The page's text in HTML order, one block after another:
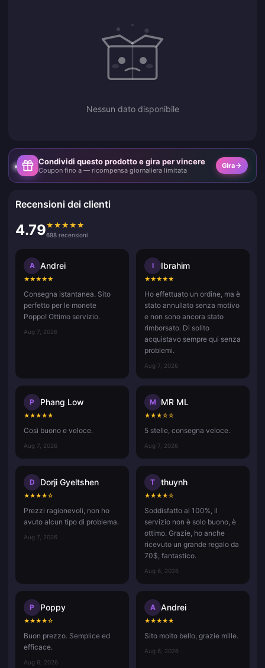
Nessun dato disponibile
Condividi questo prodotto e gira per vincere
Coupon fino a — ricompensa giornaliera limitata
Gira
Recensioni dei clienti
4.79★ ★ ★ ★ ★
698 recensioni
A Andrei
★★★★★
Consegna istantanea. Sito
perfetto per le monete
Poppo! Ottimo servizio.
Aug 7, 2026
I Ibrahim
★★★★★
Ho effettuato un ordine, ma è
stato annullato senza motivo
e non sono ancora stato
rimborsato. Di solito
acquistavo sempre qui senza
problemi.
Aug 7, 2026
P Phang Low
★★★★★
Così buono e veloce.
Aug 7, 2026
M MR ML
★★★☆☆
5 stelle, consegna veloce.
Aug 7, 2026
D Dorji Gyeltshen
★★★★☆
Prezzi ragionevoli, non ho
avuto alcun tipo di problema.
Aug 7, 2026
T thuynh
★★★★☆
Soddisfatto al 100%, il
servizio non è solo buono, è
ottimo. Grazie, ho anche
ricevuto un grande regalo da
70$, fantastico.
Aug 6, 2026
P Poppy
★★★★☆
Buon prezzo. Semplice ed
efficace.
Aug 6, 2026
A Andrei
★★★★★
Sito molto bello, grazie mille.
Aug 6, 2026